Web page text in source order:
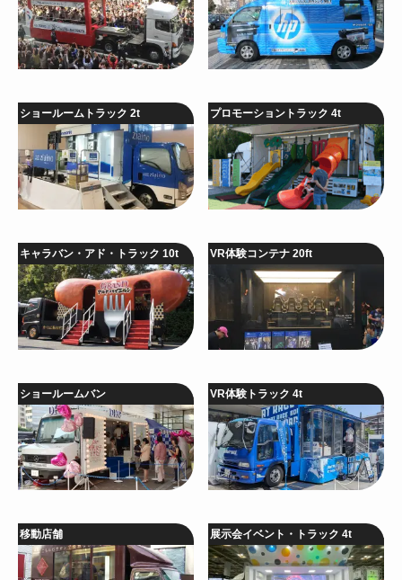
ショールームトラック 2t プロモーショントラック 4t
キャラバン・アド・トラック 10t VR体験コンテナ 20ft
ショールームバン VR体験トラック 4t
移動店舗 展示会イベント・トラック 4t